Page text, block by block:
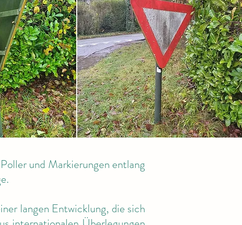
und Markierungen entlang
langen Entwicklung, die sich